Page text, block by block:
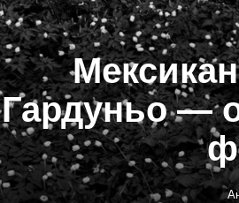
Гардуньо —